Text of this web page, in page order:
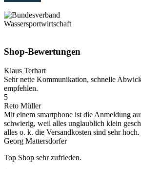
Shop-Bewertungen
Klaus Terhart
Sehr nette Kommunikation, schnelle
empfehlen.
5
Reto Müller
Mit einem smartphone ist die Anmeldung
schwierig, weil alles unglaublich klein
alles o. k. die Versandkosten sind sehr
Georg Mattersdorfer
Top Shop sehr zufrieden.